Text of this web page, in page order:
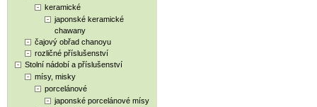
keramické
japonské keramické
chawany
čajový obřad chanoyu
rozličné příslušenství
Stolní nádobí a příslušenství
mísy, misky
porcelánové
japonské porcelánové mísy